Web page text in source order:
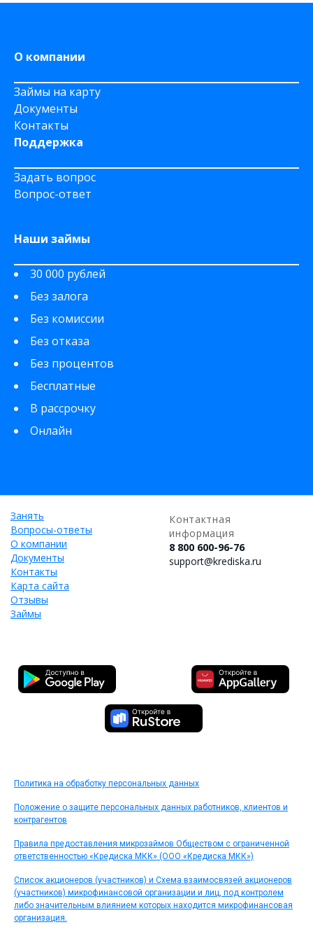
О компании
Займы на карту
Документы
Контакты
Поддержка
Задать вопрос
Вопрос-ответ
Наши займы
30 000 рублей
Без залога
Без комиссии
Без отказа
Без процентов
Бесплатные
В рассрочку
Онлайн
Занять
Вопросы-ответы
О компании
Документы
Контакты
Карта сайта
Отзывы
Займы
Контактная
информация
8 800 600-96-76
support@krediska.ru
Политика на обработку персональных данных
Положение о защите персональных данных работников, клиентов и
контрагентов
Правила предоставления микрозаймов Обществом с ограниченной
ответственностью «Кредиска МКК» (ООО «Кредиска МКК»)
Список акционеров (участников) и Схема взаимосвязей акционеров
(участников) микрофинансовой организации и лиц, под контролем
либо значительным влиянием которых находится микрофинансовая
организация.